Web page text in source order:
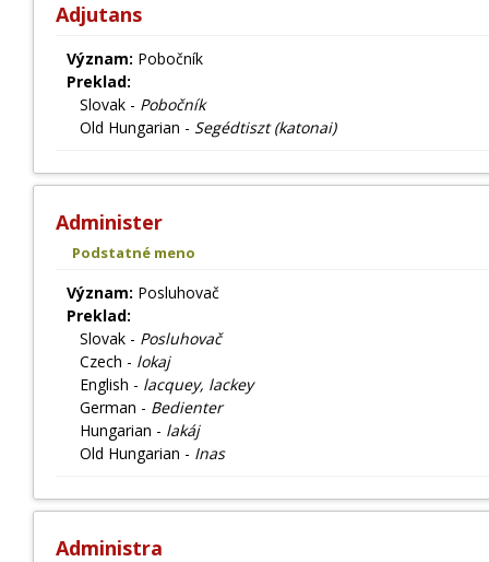
Adjutans
Význam: Pobočník
Preklad:
Slovak - Pobočník
Old Hungarian - Segédtiszt (katonai)
Administer
Podstatné meno
Význam: Posluhovač
Preklad:
Slovak - Posluhovač
Czech - lokaj
English - lacquey, lackey
German - Bedienter
Hungarian - lakáj
Old Hungarian - Inas
Administra